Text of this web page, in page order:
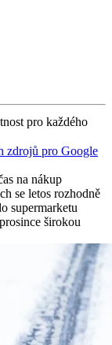
pro každého
zdrojů pro Google
na nákup
se letos rozhodně
supermarketu
širokou